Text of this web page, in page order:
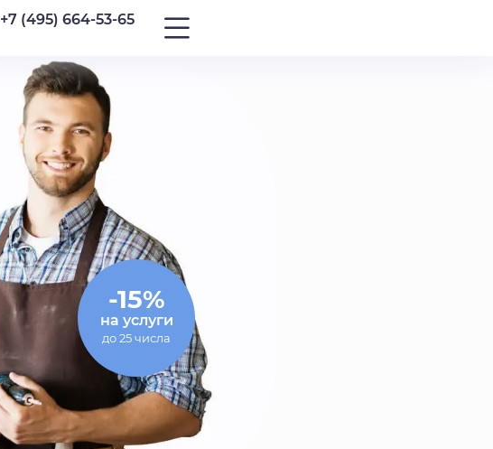
+7 (495) 664-53-65
-15%
на услуги
до 25 числа